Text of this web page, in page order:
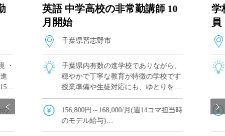
・
コ
の
高
の
英語 中学高校の非常勤講師 10
月開始
千葉県習志野市
千葉県内有数の進学校でありながら、
穏やかで丁寧な教育が特徴の学校です
授業準備や生徒対応にも、ゆとりを持
ってご勤務いただけます 中1,高1,高3
のご担当（3学期/高3：授業なし）
156,800円～168,000/月(週14コマ担当時
のモデル給与)
※交通費別途支給
学